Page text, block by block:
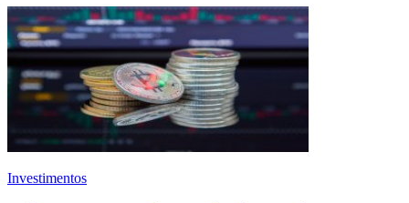
Investimentos